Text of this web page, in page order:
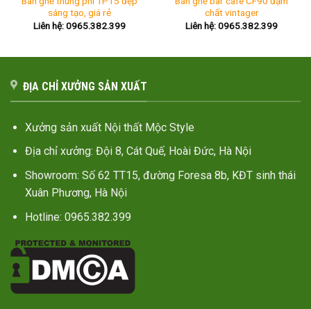
sáng tạo, giá rẻ
Liên hệ: 0965.382.399
chất vintager
Liên hệ: 0965.382.399
ĐỊA CHỈ XƯỞNG SẢN XUẤT
Xưởng sản xuất Nội thất Mộc Style
Địa chỉ xưởng: Đội 8, Cát Quế, Hoài Đức, Hà Nội
Showroom: Số 62 TT15, đường Foresa 8b, KĐT sinh thái
Xuân Phương, Hà Nội
Hotline: 0965.382.399